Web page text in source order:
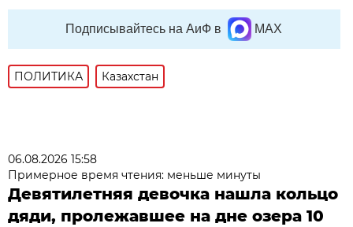
Подписывайтесь на АиФ в MAX
ПОЛИТИКА Казахстан
06.08.2026 15:58
Примерное время чтения: меньше минуты
Девятилетняя девочка нашла кольцо
дяди, пролежавшее на дне озера 10